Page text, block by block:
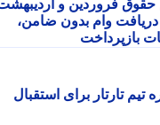
فروردین و اردیبهشت
وام بدون ضامن،
تارتار برای استقبال